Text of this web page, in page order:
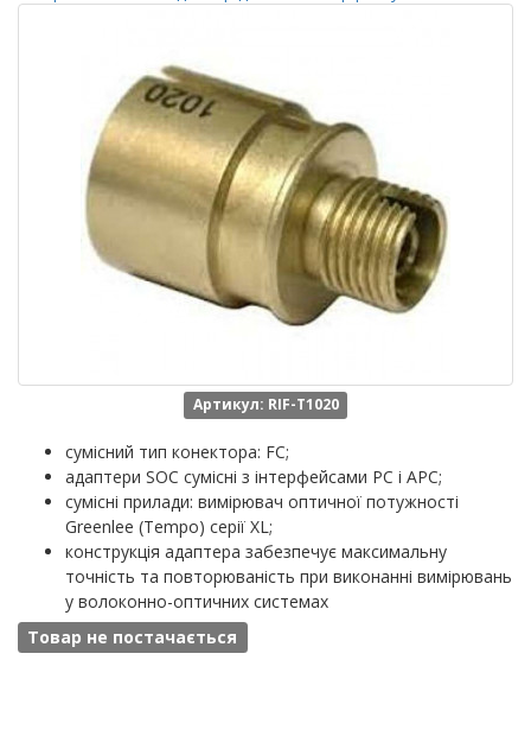
Артикул: RIF-T1020
сумісний тип конектора: FC;
адаптери SOC сумісні з інтерфейсами PC і APC;
сумісні прилади: вимірювач оптичної потужності
Greenlee (Tempo) серії XL;
конструкція адаптера забезпечує максимальну
точність та повторюваність при виконанні вимірювань
у волоконно-оптичних системах
Товар не постачається